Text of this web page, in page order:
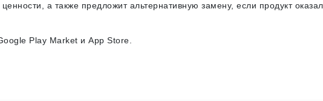
а также предложит альтернативную замену, если продукт
Play Market и App Store.